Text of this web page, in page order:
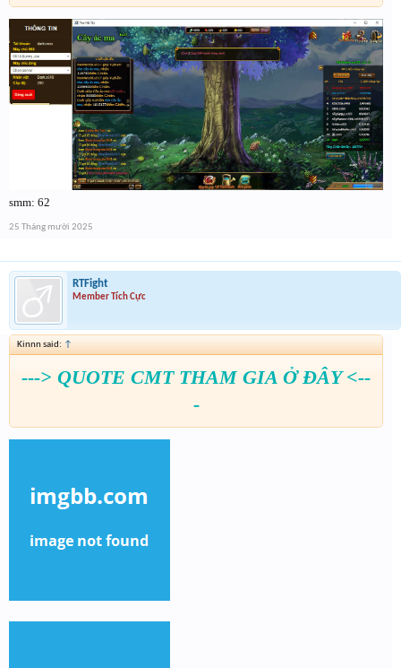
smm: 62
25 Tháng mười 2025
RTFight
Member Tích Cực
Kinnn said: ↑
---> QUOTE CMT THAM GIA Ở ĐÂY <--
-